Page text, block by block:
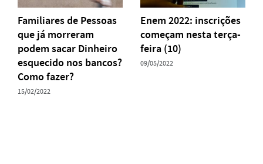
Familiares de Pessoas
que já morreram
podem sacar Dinheiro
esquecido nos bancos?
Como fazer?
15/02/2022
Enem 2022: inscrições
começam nesta terça-
feira (10)
09/05/2022